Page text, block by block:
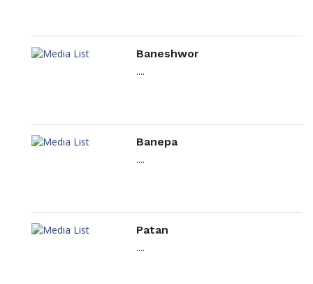
Baneshwor
....
Banepa
....
Patan
....